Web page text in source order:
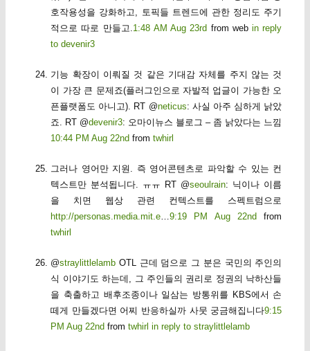
호작용성을 강화하고, 토픽들 트렌드에 관한 정리도 주기
적으로 따로 만들고.1:48 AM Aug 23rd from web in reply
to devenir3
기능 확장이 이뤄질 것 같은 기대감 자체를 주지 않는 것
이 가장 큰 문제죠(플러그인으로 자발적 업글이 가능한 오
픈플랫폼도 아니고). RT @neticus: 사실 아주 심하게 낡았
죠. RT @devenir3: 오마이뉴스 블로그 – 좀 낡았다는 느낌
10:44 PM Aug 22nd fromtwhirl
그러나 영어만 지원. 즉 영어콘텐츠로 파악할 수 있는 컨
텍스트만 분석됩니다. ㅠㅠ RT @seoulrain: 닉이나 이름
을 치면 웹상 관련 컨텍스트를 스펙트럼으로
http://personas.media.mit.e…9:19 PM Aug 22nd
from
twhirl
@straylittlelamb OTL 근데 덤으로 그 분은 국민의 주인의
식 이야기도 하는데, 그 주인들의 권리로 정권의 낙하산들
을 축출하고 배후조종이나 일삼는 방통위를 KBS에서 손
떼게 만들겠다면 어찌 반응하실까 사뭇 궁금해집니다9:15
PM Aug 22nd fromtwhirl in reply to straylittlelamb